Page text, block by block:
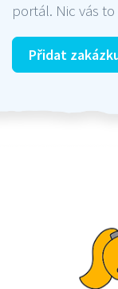
portál. Nic vás
Přidat